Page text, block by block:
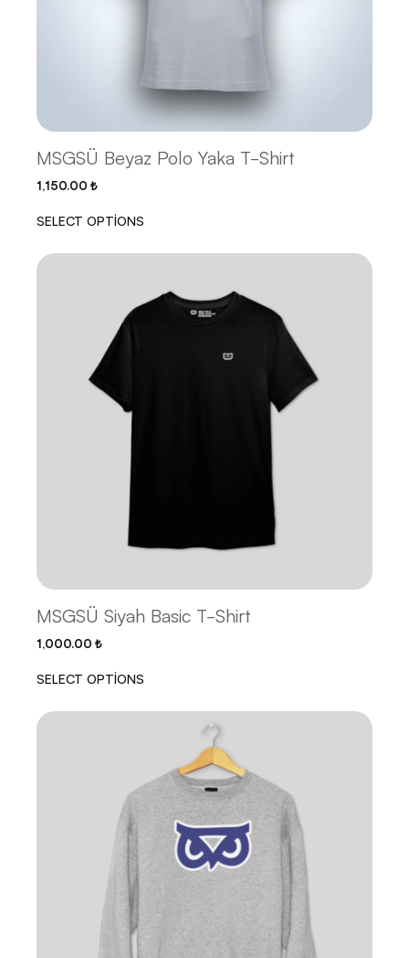
MSGSÜ Beyaz Polo Yaka T-Shirt
1,150.00 ₺
SELECT OPTIONS
MSGSÜ Siyah Basic T-Shirt
1,000.00 ₺
SELECT OPTIONS